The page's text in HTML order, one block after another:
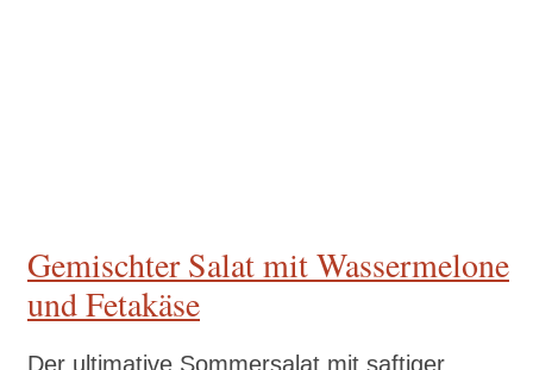
Gemischter Salat mit Wassermelone
und Fetakäse
Der ultimative Sommersalat mit saftiger